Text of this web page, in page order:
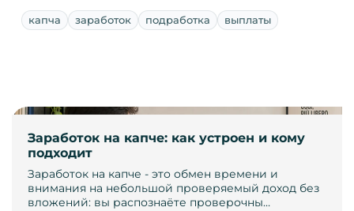
капча заработок подработка выплаты
Заработок на капче: как устроен и кому
подходит
Заработок на капче - это обмен времени и
внимания на небольшой проверяемый доход без
вложений: вы распознаёте проверочны…